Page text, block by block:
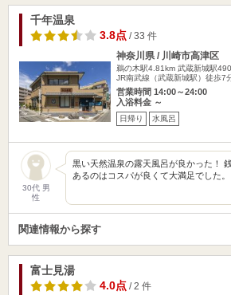
千年温泉
3.8点/ 33 件
神奈川県 / 川崎市高津区
鵜の木駅4.81km 武蔵新城駅
JR南武線（武蔵新城駅）徒歩7
営業時間 14:00～24:00
入浴料金 ～
日帰り 水風呂
30代 男
性
黒い天然温泉の露天風呂が良かった！
あるのはコスパが良くて大満足でした
関連情報から探す
富士見湯
4.0点/ 2 件